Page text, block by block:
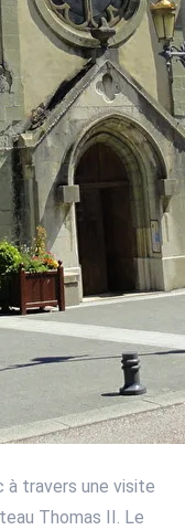
à travers une visite
Thomas II. Le